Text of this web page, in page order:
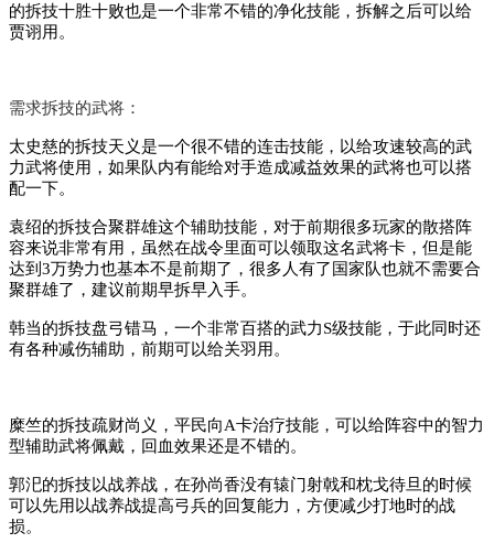
的拆技十胜十败也是一个非常不错的净化技能，拆解之后可以给
贾诩用。
需求拆技的武将：
太史慈的拆技天义是一个很不错的连击技能，以给攻速较高的武
力武将使用，如果队内有能给对手造成减益效果的武将也可以搭
配一下。
袁绍的拆技合聚群雄这个辅助技能，对于前期很多玩家的散搭阵
容来说非常有用，虽然在战令里面可以领取这名武将卡，但是能
达到3万势力也基本不是前期了，很多人有了国家队也就不需要合
聚群雄了，建议前期早拆早入手。
韩当的拆技盘弓错马，一个非常百搭的武力S级技能，于此同时还
有各种减伤辅助，前期可以给关羽用。
糜竺的拆技疏财尚义，平民向A卡治疗技能，可以给阵容中的智力
型辅助武将佩戴，回血效果还是不错的。
郭汜的拆技以战养战，在孙尚香没有辕门射戟和枕戈待旦的时候
可以先用以战养战提高弓兵的回复能力，方便减少打地时的战
损。